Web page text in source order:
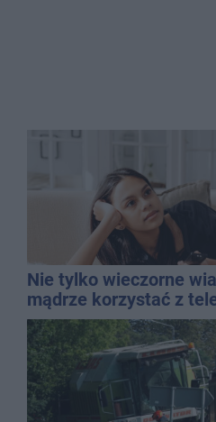
Nie tylko wieczorne
mądrze korzystać z
bieżąco, ale nie żyć w
chaosie?